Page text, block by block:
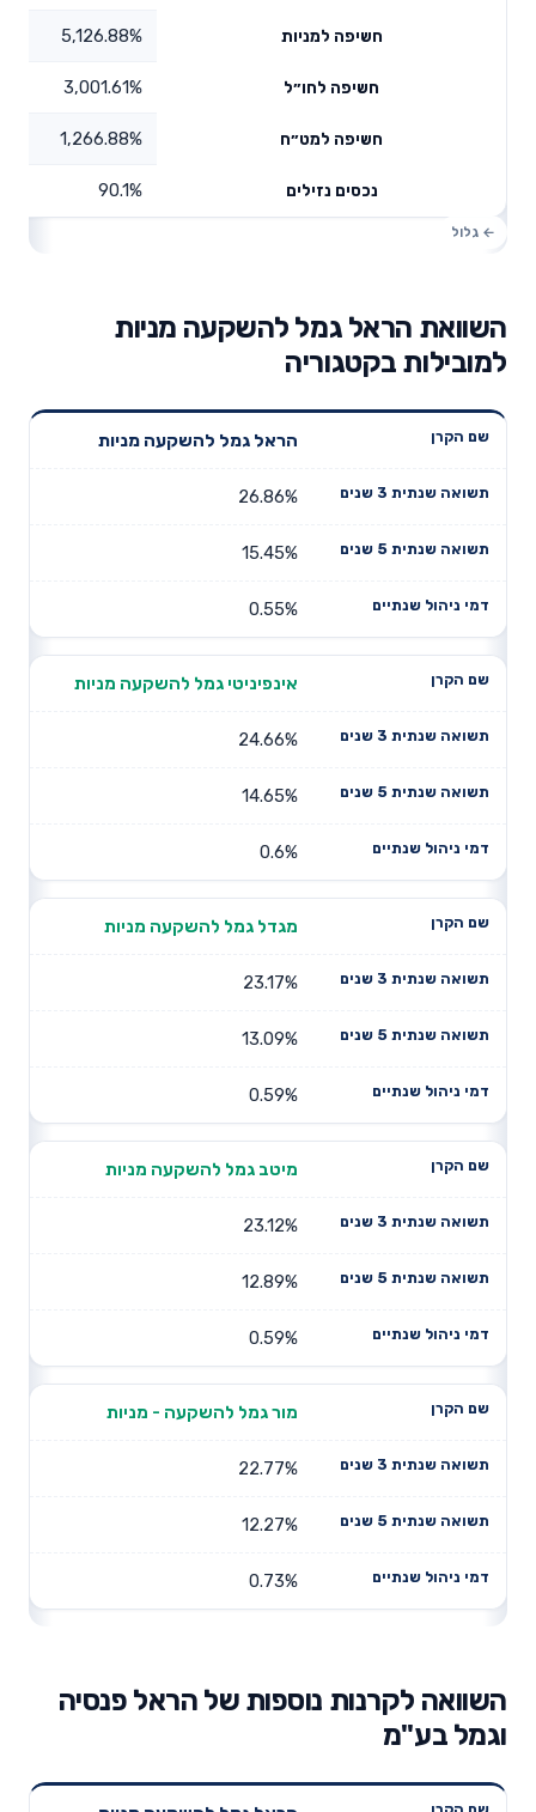
חשיפה למניות 5,126.88%
חשיפה לחו״ל 3,001.61%
חשיפה למט״ח 1,266.88%
נכסים נזילים 90.1%
השוואת הראל גמל להשקעה מניות
למובילות בקטגוריה
שנים
תשואה
הראל גמל להשקעה מניות
26.86%
15.45%
0.55%
אינפיניטי גמל להשקעה מניות
24.66%
14.65%
0.6%
מגדל גמל להשקעה מניות
23.17%
13.09%
0.59%
מיטב גמל להשקעה מניות
23.12%
12.89%
0.59%
מור גמל להשקעה - מניות
22.77%
12.27%
0.73%
השוואה לקרנות נוספות של הראל פנסיה
וגמל בע"מ